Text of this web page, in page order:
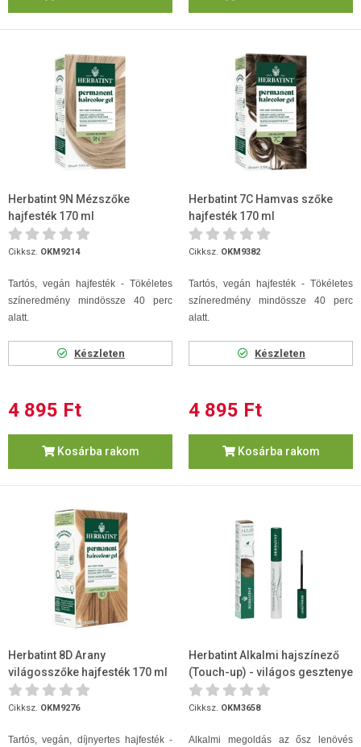
Herbatint 9N Mézszőke
hajfesték 170 ml
Cikksz. OKM9214
Tartós, vegán hajfesték - Tökéletes
színeredmény mindössze 40 perc
alatt.
Készleten
4 895 Ft
Kosárba rakom
Herbatint 7C Hamvas szőke
hajfesték 170 ml
Cikksz. OKM9382
Tartós, vegán hajfesték - Tökéletes
színeredmény mindössze 40 perc
alatt.
Készleten
4 895 Ft
Kosárba rakom
Herbatint 8D Arany
világosszőke hajfesték 170 ml
Cikksz. OKM9276
Tartós, vegán, díjnyertes hajfesték -
Herbatint Alkalmi hajszínező
(Touch-up) - világos gesztenye
10 ml
Cikksz. OKM3658
Alkalmi megoldás az ősz lenövés